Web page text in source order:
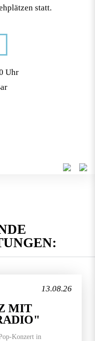
statt.
Uhr
13.08.26
MIT
Konzert in